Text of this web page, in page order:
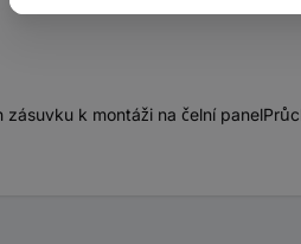
k montáži na čelní